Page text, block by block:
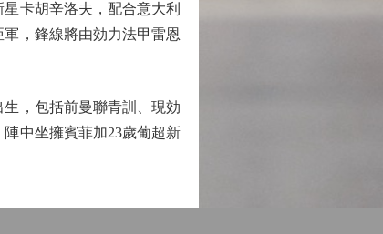
卡胡辛洛夫，配合意大利
，鋒線將由効力法甲雷恩
，包括前曼聯青訓、現効
中坐擁賓菲加23歲葡超新